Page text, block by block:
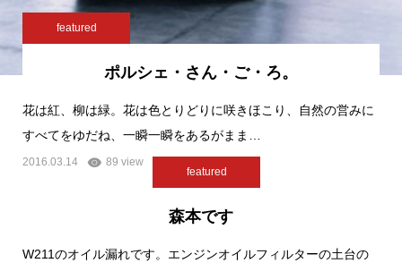
featured
ポルシェ・さん・ご・ろ。
花は紅、柳は緑。花は色とりどりに咲きほこり、自然の営みに
すべてをゆだね、一瞬一瞬をあるがまま…
2016.03.14 89 view
featured
森本です
W211のオイル漏れです。エンジンオイルフィルターの土台の